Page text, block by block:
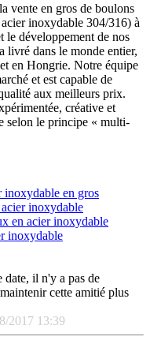
vente en gros de boulons
inoxydable 304/316) à
le développement de nos
livré dans le monde entier,
en Hongrie. Notre équipe
et est capable de
aux meilleurs prix.
créative et
selon le principe « multi-
inoxydable en gros
inoxydable
en acier inoxydable
inoxydable
date, il n'y a pas de
cette amitié plus
2017 13:39